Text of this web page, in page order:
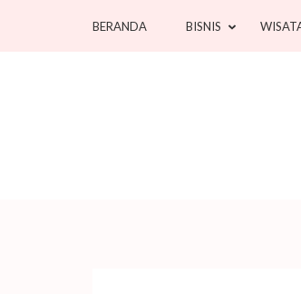
BERANDA BISNIS